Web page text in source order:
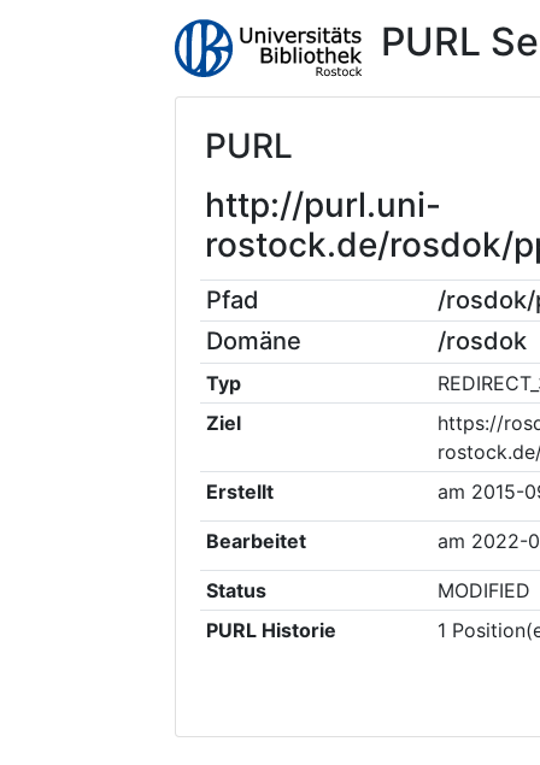
PURL
PURL
http://purl.uni-
rostock.de/rosdok/
Pfad
/
Domäne
/rosdok
Typ
Ziel
https://
Erstellt
am 2015-
Bearbeitet am 2022-
Status
MODIFIED
PURL Historie
1